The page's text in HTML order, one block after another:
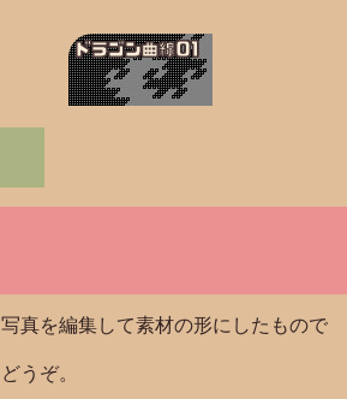
ドラゴン曲線01
真を編集して素材の形にしたもので
うぞ。